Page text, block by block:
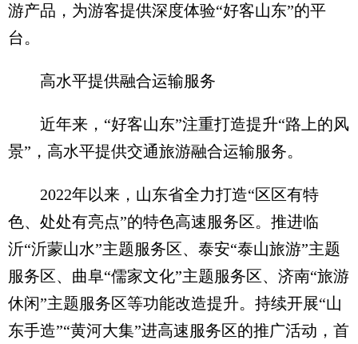
游产品，为游客提供深度体验“好客山东”的平
台。
高水平提供融合运输服务
近年来，“好客山东”注重打造提升“路上的风
景”，高水平提供交通旅游融合运输服务。
2022年以来，山东省全力打造“区区有特
色、处处有亮点”的特色高速服务区。推进临
沂“沂蒙山水”主题服务区、泰安“泰山旅游”主题
服务区、曲阜“儒家文化”主题服务区、济南“旅游
休闲”主题服务区等功能改造提升。持续开展“山
东手造”“黄河大集”进高速服务区的推广活动，首